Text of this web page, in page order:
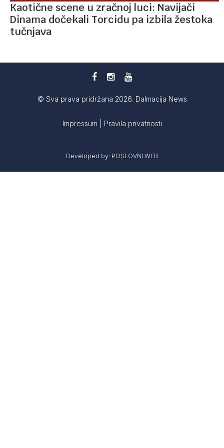
Kaotične scene u zračnoj luci: Navijači
Dinama dočekali Torcidu pa izbila žestoka
tučnjava
© Sva prava pridržana 2026. Dalmacija News
Impressum Pravila privatnosti
Developed by: POSLOVNI WEB